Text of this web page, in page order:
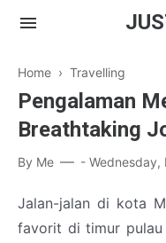
Menong
Contact
Home › Travelling
Pengalaman
Breathtaking
By Me - Wednesday,
Jalan-jalan di kota
favorit di timur pulau